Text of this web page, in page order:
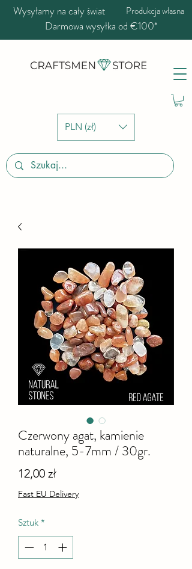
PLN (zł)
Wysyłamy na cały świat Produkcja własna
Darmowa wysyłka od €100*
Czerwony agat, kamienie
naturalne, 5-7mm / 30gr.
12,00 złCena
Fast EU Delivery
Sztuk *